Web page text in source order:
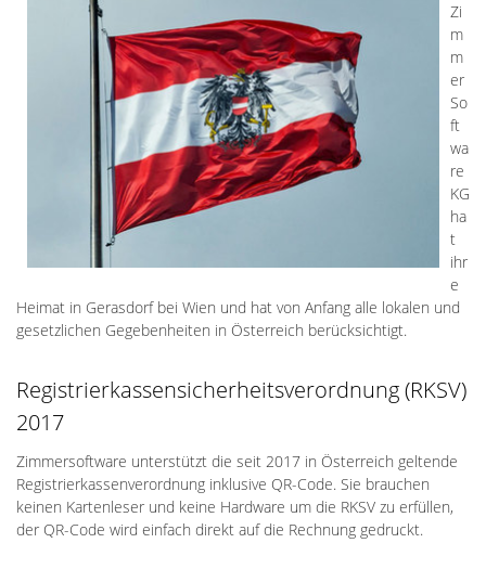
Zi
m
m
er
So
ft
wa
re
KG
ha
t
ihr
e
Heimat in Gerasdorf bei Wien und hat von Anfang alle lokalen und
gesetzlichen Gegebenheiten in Österreich berücksichtigt.
Registrierkassensicherheitsverordnung (RKSV)
2017
Zimmersoftware unterstützt die seit 2017 in Österreich geltende
Registrierkassenverordnung inklusive QR-Code. Sie brauchen
keinen Kartenleser und keine Hardware um die RKSV zu erfüllen,
der QR-Code wird einfach direkt auf die Rechnung gedruckt.